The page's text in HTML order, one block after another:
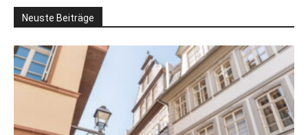
Neuste Beiträge